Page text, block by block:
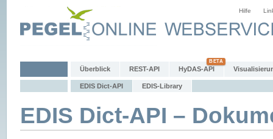
Hilfe
Überblick REST-API HyDAS-API
EDIS Dict-API EDIS-Library
EDIS Dict-API –